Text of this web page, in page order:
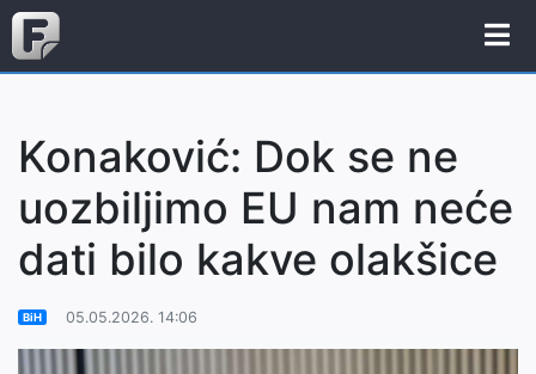
Konaković: Dok se ne
uozbiljimo EU nam neće
dati bilo kakve olakšice
BiH 05.05.2026. 14:06